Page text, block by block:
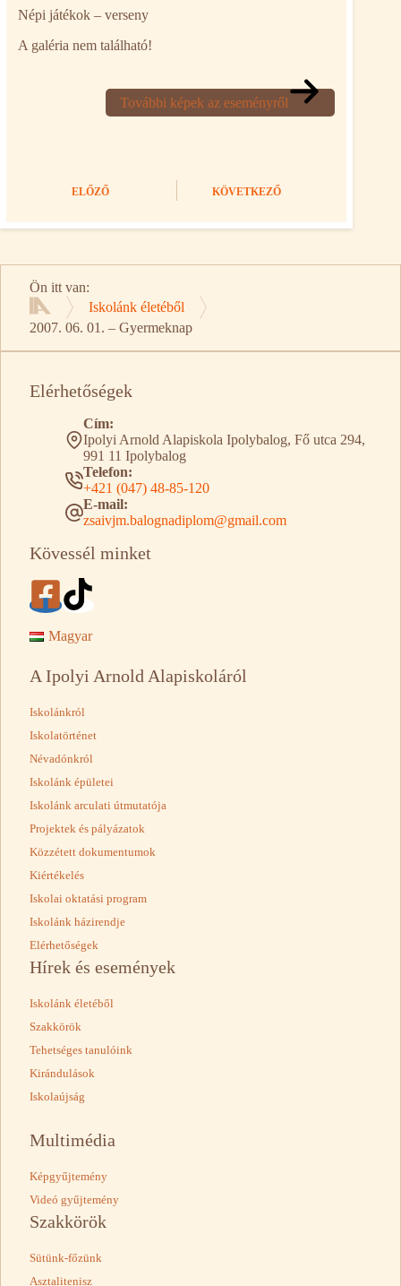
Népi játékok – verseny
A galéria nem található!
További képek az eseményről
ELŐZŐ KÖVETKEZŐ
Ön itt van:
Kezdőlap
Iskolánk életéből
2007. 06. 01. – Gyermeknap
Elérhetőségek
Cím:
Ipolyi Arnold Alapiskola Ipolybalog, Fő utca 294,
991 11 Ipolybalog
Telefon:
+421 (047) 48-85-120
E-mail:
zsaivjm.balognadiplom@gmail.com
Kövessél minket
Magyar
A Ipolyi Arnold Alapiskoláról
Iskolánkról
Iskolatörténet
Névadónkról
Iskolánk épületei
Iskolánk arculati útmutatója
Projektek és pályázatok
Közzétett dokumentumok
Kiértékelés
Iskolai oktatási program
Iskolánk házirendje
Elérhetőségek
Hírek és események
Iskolánk életéből
Szakkörök
Tehetséges tanulóink
Kirándulások
Iskolaújság
Multimédia
Képgyűjtemény
Videó gyűjtemény
Szakkörök
Sütünk-főzünk
Asztalitenisz